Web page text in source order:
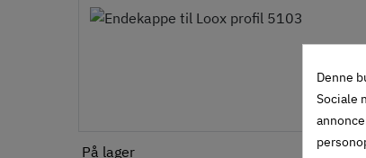
På lager
Denne
Sociale